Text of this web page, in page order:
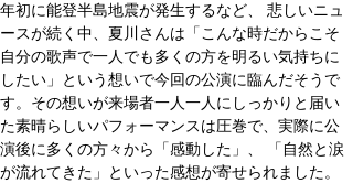
年初に能登半島地震が発生するなど、 悲しいニュ
ースが続く中、夏川さんは「こんな時だからこそ
自分の歌声で一人でも多くの方を明るい気持ちに
したい」という想いで今回の公演に臨んだそうで
す。その想いが来場者一人一人にしっかりと届い
た素晴らしいパフォーマンスは圧巻で、実際に公
演後に多くの方々から「感動した」、 「自然と涙
が流れてきた」といった感想が寄せられました。